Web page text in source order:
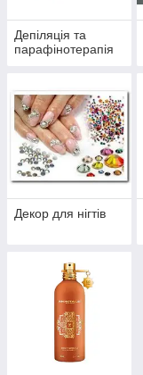
Депіляція та
парафінотерапія
Декор для нігтів